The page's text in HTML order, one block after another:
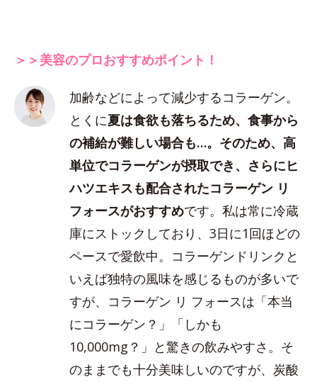
＞＞美容のプロおすすめポイント！
加齢などによって減少するコラーゲン。
とくに夏は食欲も落ちるため、食事から
の補給が難しい場合も…。そのため、高
単位でコラーゲンが摂取でき、さらにヒ
ハツエキスも配合されたコラーゲン リ
フォースがおすすめです。私は常に冷蔵
庫にストックしており、3日に1回ほどの
ペースで愛飲中。コラーゲンドリンクと
いえば独特の風味を感じるものが多いで
すが、コラーゲン リ フォースは「本当
にコラーゲン？」「しかも
10,000mg？」と驚きの飲みやすさ。そ
のままでも十分美味しいのですが、炭酸